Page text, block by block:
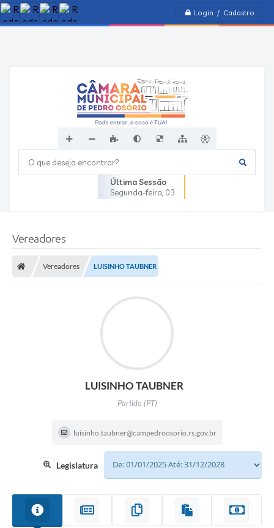
Login / Cadastro
O que deseja encontrar?
Última Sessão
Segunda-feira 03
Vereadores
Vereadores LUISINHO TAUBNER
LUISINHO TAUBNER
Partido (PT)
luisinho.taubner@campedroosorio.rs.gov.br
Legislatura